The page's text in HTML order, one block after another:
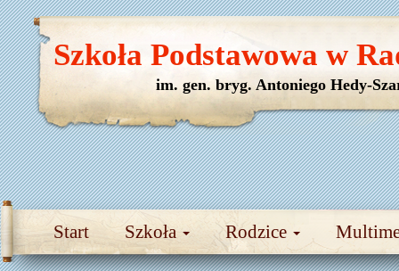
Start Szkoła Rodzice
Szkoła Podstawowa w
im. gen. bryg. Antoniego Hedy-